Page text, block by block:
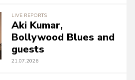
LIVE REPORTS
Aki Kumar,
Bollywood Blues and
guests
21.07.2026